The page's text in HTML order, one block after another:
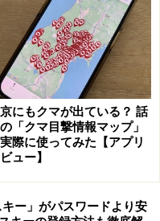
ものになってきている
い意味でも悪い意味で
うことです。だからこ
、イメージなど考え方
に重要になってくるの
にもクマが出ている？ 話
「クマ目撃情報マップ」
際に使ってみた【アプリ
ュー】
ー」がパスワードより安